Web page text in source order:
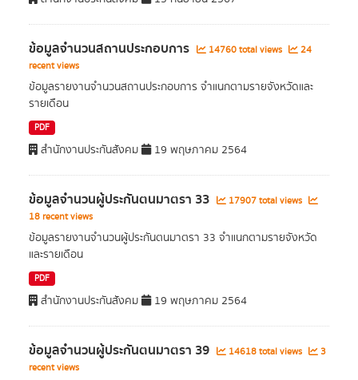
ข้อมูลจำนวนสถานประกอบการ 14760 total views
24
recent views
ข้อมูลรายงานจำนวนสถานประกอบการ จำแนกตามรายจังหวัดและ
รายเดือน
PDF
สำนักงานประกันสังคม 19 พฤษภาคม 2564
ข้อมูลจำนวนผู้ประกันตนมาตรา 33
17907 total views
18 recent views
ข้อมูลรายงานจำนวนผู้ประกันตนมาตรา 33 จำแนกตามรายจังหวัด
และรายเดือน
PDF
สำนักงานประกันสังคม 19 พฤษภาคม 2564
ข้อมูลจำนวนผู้ประกันตนมาตรา 39 14618 total views
3
recent views